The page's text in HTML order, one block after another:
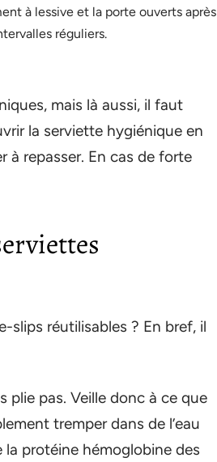
à lessive et la porte ouverts après
réguliers.
mais là aussi, il faut
la serviette hygiénique en
à repasser. En cas de forte
slips réutilisables ? En bref, il
plie pas. Veille donc à ce que
tremper dans de l’eau
protéine hémoglobine des